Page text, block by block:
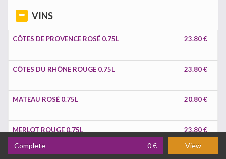
VINS
CÔTES DE PROVENCE ROSÉ 0.75L 23.80 €
CÔTES DU RHÔNE ROUGE 0.75L 23.80 €
MATEAU ROSÉ 0.75L 20.80 €
MERLOT ROUGE 0.75L 23.80 €
Complete 0 € View